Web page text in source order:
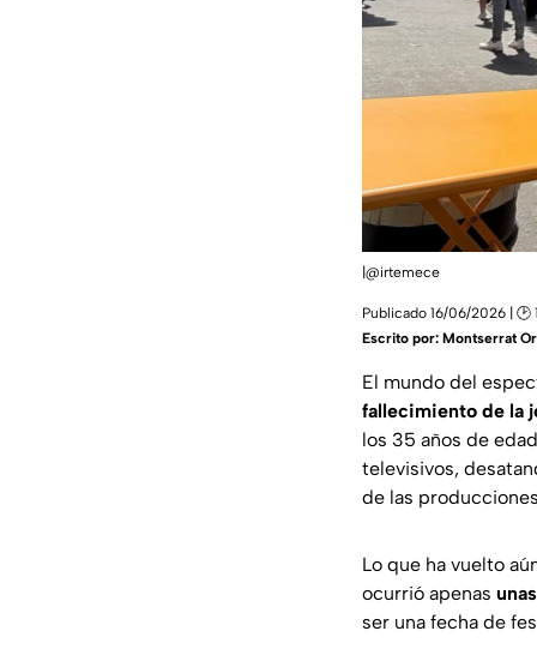
|@irtemece
Publicado 16/06/2026 | 🕑
Escrito por: Montserrat
El mundo del
fallecimiento de la
los 35 años de
televisivos,
de las
Lo que ha vuelto
ocurrió apenas
ser una fecha de